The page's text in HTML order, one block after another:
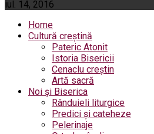
iul. 14, 2016
Home
Cultură creștină
Pateric Atonit
Istoria Bisericii
Cenaclu creștin
Artă sacră
Noi și Biserica
Rânduieli liturgice
Predici și cateheze
Pelerinaje